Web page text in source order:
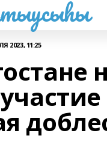
2023, 11:25